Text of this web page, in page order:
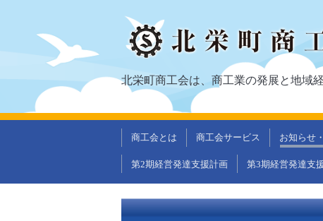
北栄町商工会は、商工業の発展と地域
商工会とは 商工会サービス お知らせ
第2期経営発達支援計画 第3期経営発達支